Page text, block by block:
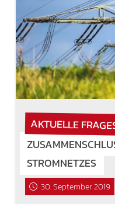
AKTUELLE
STROMNETZES
30. September 2019